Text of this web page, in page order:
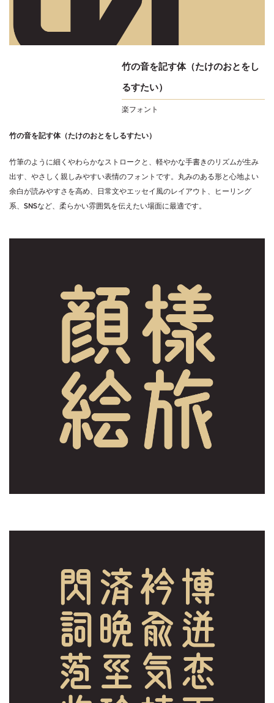
竹の音を記す体（たけのおとをし
るすたい）
楽フォント
竹の音を記す体（たけのおとをしるすたい）
竹筆のように細くやわらかなストロークと、軽やかな手書きのリズムが生み
出す、やさしく親しみやすい表情のフォントです。丸みのある形と心地よい
余白が読みやすさを高め、日常文やエッセイ風のレイアウト、ヒーリング
系、SNSなど、柔らかい雰囲気を伝えたい場面に最適です。